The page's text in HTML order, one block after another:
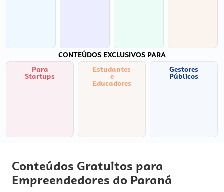
CONTEÚDOS EXCLUSIVOS PARA
Para
Startups
Estudantes
e
Educadores
Gestores
Públicos
Conteúdos Gratuitos para
Empreendedores do Paraná